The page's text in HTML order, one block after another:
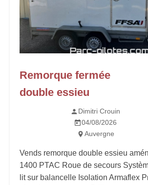
Remorque fermée
double essieu
Dimitri Crouin
04/08/2026
Auvergne
Vends remorque double essieu
1400 PTAC Roue de secours
lit sur balancelle Isolation Armaflex